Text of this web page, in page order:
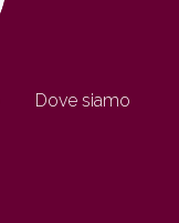
Dove siamo